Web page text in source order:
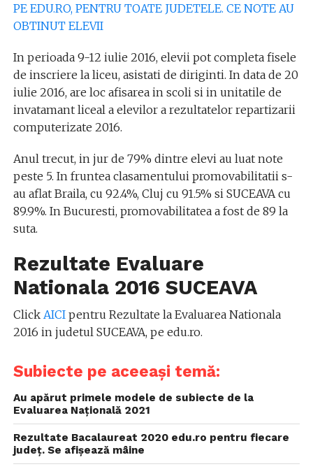
PE EDU.RO, PENTRU TOATE JUDETELE. CE NOTE AU
OBTINUT ELEVII
In perioada 9-12 iulie 2016, elevii pot completa fisele
de inscriere la liceu, asistati de diriginti. In data de 20
iulie 2016, are loc afisarea in scoli si in unitatile de
invatamant liceal a elevilor a rezultatelor repartizarii
computerizate 2016.
Anul trecut, in jur de 79% dintre elevi au luat note
peste 5. In fruntea clasamentului promovabilitatii s-
au aflat Braila, cu 92.4%, Cluj cu 91.5% si SUCEAVA cu
89.9%. In Bucuresti, promovabilitatea a fost de 89 la
suta.
Rezultate Evaluare
Nationala 2016 SUCEAVA
Click AICIpentru Rezultate la Evaluarea Nationala
2016 in judetul SUCEAVA, pe edu.ro.
Subiecte pe aceeași temă:
Au apărut primele modele de subiecte de la
Evaluarea Națională 2021
Rezultate Bacalaureat 2020 edu.ro pentru fiecare
județ. Se afișează mâine